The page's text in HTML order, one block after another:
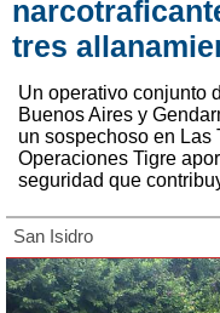
tres
Un operativo conjunto
Buenos Aires y
un sospechoso en Las
Operaciones Tigre
seguridad que
San Isidro